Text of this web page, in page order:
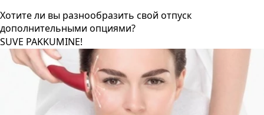
Хотите ли вы разнообразить свой отпуск
дополнительными опциями?
SUVE PAKKUMINE!